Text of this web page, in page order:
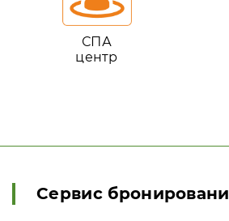
СПА
центр
Сервис